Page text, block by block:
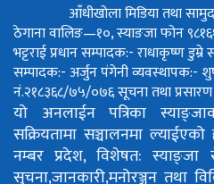
आँधीखोला मिडिया तथा
ठेगाना वालिङ—१०, स्याङजा फोन
भट्टराईप्रधान सम्पादक:- राधाकृष्ण डुम्रे
सम्पादक:- अर्जुन पंगेनीव्यवस्थापक:-
नं.२१८३६८/७५/०७६सूचना तथा
यो अनलाईन पत्रिका
सक्रियतामा सञ्चालनमा ल्याईएको
नम्बर प्रदेश, विशेषत: स्याङ्जा
सुचना,जानकारी,मनोरञ्जन तथा